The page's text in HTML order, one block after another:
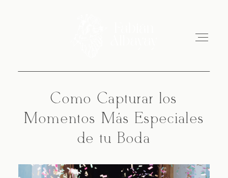
Cómo Capturar los
Momentos Más Especiales
de tu Boda
Inicio